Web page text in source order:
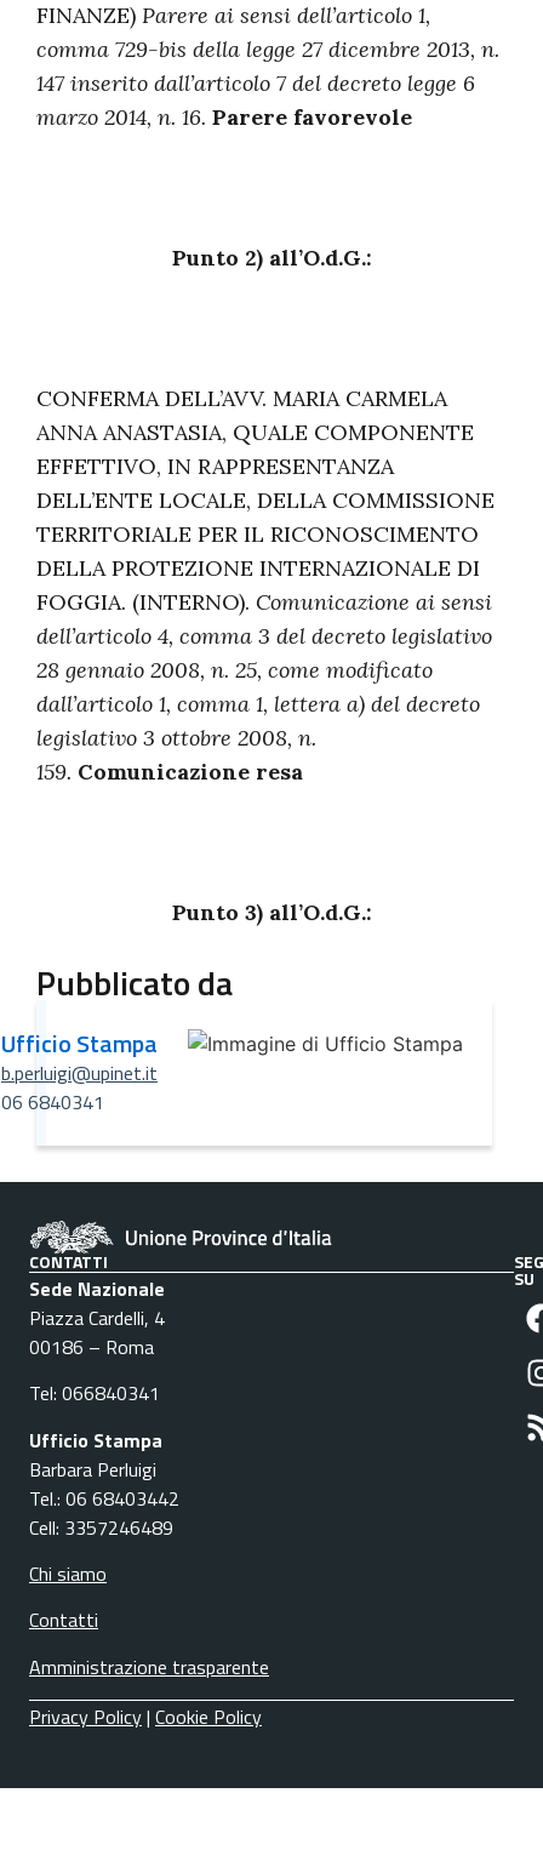
FINANZE) Parere ai sensi dell’articolo 1,
comma 729-bis della legge 27 dicembre 2013, n.
147 inserito dall’articolo 7 del decreto legge 6
marzo 2014, n. 16. Parere favorevole
Punto 2) all’O.d.G.:
CONFERMA DELL’AVV. MARIA CARMELA
ANNA ANASTASIA, QUALE COMPONENTE
EFFETTIVO, IN RAPPRESENTANZA
DELL’ENTE LOCALE, DELLA COMMISSIONE
TERRITORIALE PER IL RICONOSCIMENTO
DELLA PROTEZIONE INTERNAZIONALE DI
FOGGIA. (INTERNO). Comunicazione ai sensi
dell’articolo 4, comma 3 del decreto legislativo
28 gennaio 2008, n. 25, come modificato
dall’articolo 1, comma 1, lettera a) del decreto
legislativo 3 ottobre 2008, n.
159. Comunicazione resa
Punto 3) all’O.d.G.:
Pubblicato da
Ufficio Stampa
b.perluigi@upinet.it
06 6840341
CONTATTI
Sede Nazionale
Piazza Cardelli, 4
00186 – Roma
Tel: 066840341
Ufficio Stampa
Barbara Perluigi
Tel.: 06 68403442
Cell: 3357246489
Chi siamo
Contatti
Amministrazione trasparente
SU
Privacy Policy| Cookie Policy